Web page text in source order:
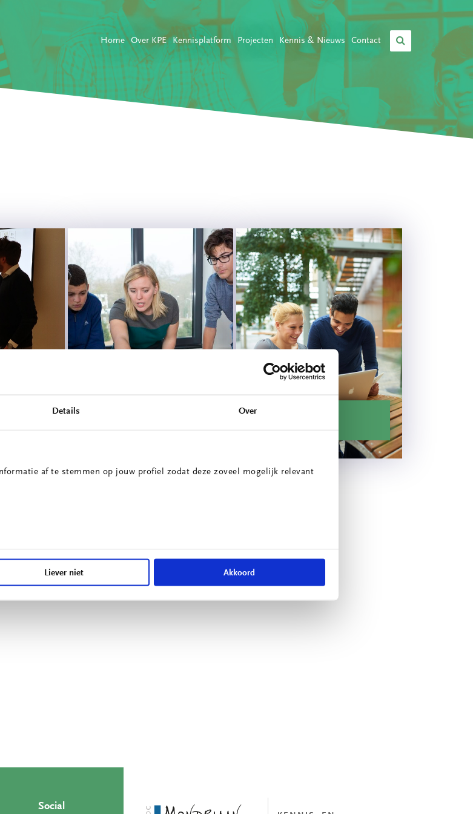
Details Over
af te stemmen op jouw profiel zodat deze zoveel mogelijk relevant
Liever niet Akkoord
Home Over KPE Kennisplatform Projecten Kennis & Nieuws Contact
Social